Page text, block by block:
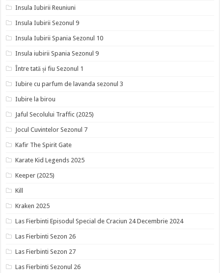
Insula Iubirii Reuniuni
Insula Iubirii Sezonul 9
Insula Iubirii Spania Sezonul 10
Insula iubirii Spania Sezonul 9
Între tată și fiu Sezonul 1
Iubire cu parfum de lavanda sezonul 3
Iubire la birou
Jaful Secolului Traffic (2025)
Jocul Cuvintelor Sezonul 7
Kafir The Spirit Gate
Karate Kid Legends 2025
Keeper (2025)
Kill
Kraken 2025
Las Fierbinti Episodul Special de Craciun 24 Decembrie 2024
Las Fierbinti Sezon 26
Las Fierbinti Sezon 27
Las Fierbinti Sezonul 26